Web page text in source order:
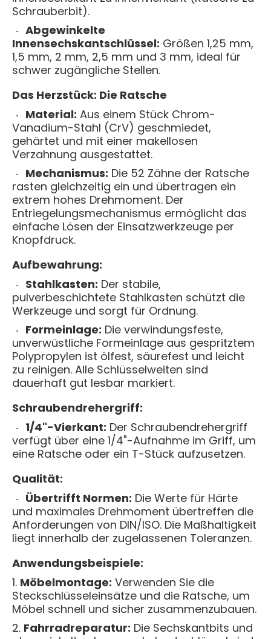
Schrauberbit).
Abgewinkelte
Innensechskantschlüssel: Größen 1,25 mm,
1,5 mm, 2 mm, 2,5 mm und 3 mm, ideal für
schwer zugängliche Stellen.
Das Herzstück: Die Ratsche
Material: Aus einem Stück Chrom-
Vanadium-Stahl (CrV) geschmiedet,
gehärtet und mit einer makellosen
Verzahnung ausgestattet.
Mechanismus: Die 52 Zähne der Ratsche
rasten gleichzeitig ein und übertragen ein
extrem hohes Drehmoment. Der
Entriegelungsmechanismus ermöglicht das
einfache Lösen der Einsatzwerkzeuge per
Knopfdruck.
Aufbewahrung:
Stahlkasten: Der stabile,
pulverbeschichtete Stahlkasten schützt die
Werkzeuge und sorgt für Ordnung.
Formeinlage: Die verwindungsfeste,
unverwüstliche Formeinlage aus gespritztem
Polypropylen ist ölfest, säurefest und leicht
zu reinigen. Alle Schlüsselweiten sind
dauerhaft gut lesbar markiert.
Schraubendrehergriff:
1/4"-Vierkant: Der Schraubendrehergriff
verfügt über eine 1/4"-Aufnahme im Griff, um
eine Ratsche oder ein T-Stück aufzusetzen.
Qualität:
Übertrifft Normen: Die Werte für Härte
und maximales Drehmoment übertreffen die
Anforderungen von DIN/ISO. Die Maßhaltigkeit
liegt innerhalb der zugelassenen Toleranzen.
Anwendungsbeispiele:
Möbelmontage: Verwenden Sie die
Steckschlüsseleinsätze und die Ratsche, um
Möbel schnell und sicher zusammenzubauen.
Fahrradreparatur: Die Sechskantbits und